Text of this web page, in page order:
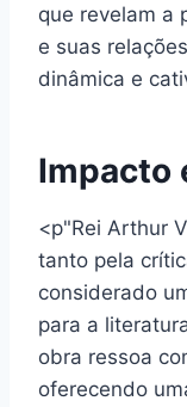
que revelam a
e suas
dinâmica e
Impacto
<p"Rei Arthur
tanto pela
considerado
para a
obra ressoa
oferecendo